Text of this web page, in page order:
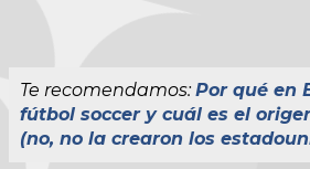
Te recomendamos:Por qué en
fútbol soccer y cuál es el
(no, no la crearon los